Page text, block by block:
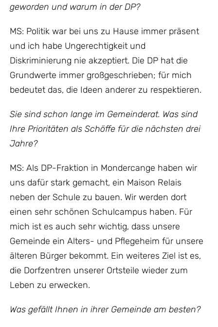
geworden und warum in der DP?
MS: Politik war bei uns zu Hause immer präsent
und ich habe Ungerechtigkeit und
Diskriminierung nie akzeptiert. Die DP hat die
Grundwerte immer großgeschrieben; für mich
bedeutet das, die Ideen anderer zu respektieren.
Sie sind schon lange im Gemeinderat. Was sind
Ihre Prioritäten als Schöffe für die nächsten drei
Jahre?
MS: Als DP-Fraktion in Mondercange haben wir
uns dafür stark gemacht, ein Maison Relais
neben der Schule zu bauen. Wir werden dort
einen sehr schönen Schulcampus haben. Für
mich ist es auch sehr wichtig, dass unsere
Gemeinde ein Alters- und Pflegeheim für unsere
älteren Bürger bekommt. Ein weiteres Ziel ist es,
die Dorfzentren unserer Ortsteile wieder zum
Leben zu erwecken.
Was gefällt Ihnen in ihrer Gemeinde am besten?